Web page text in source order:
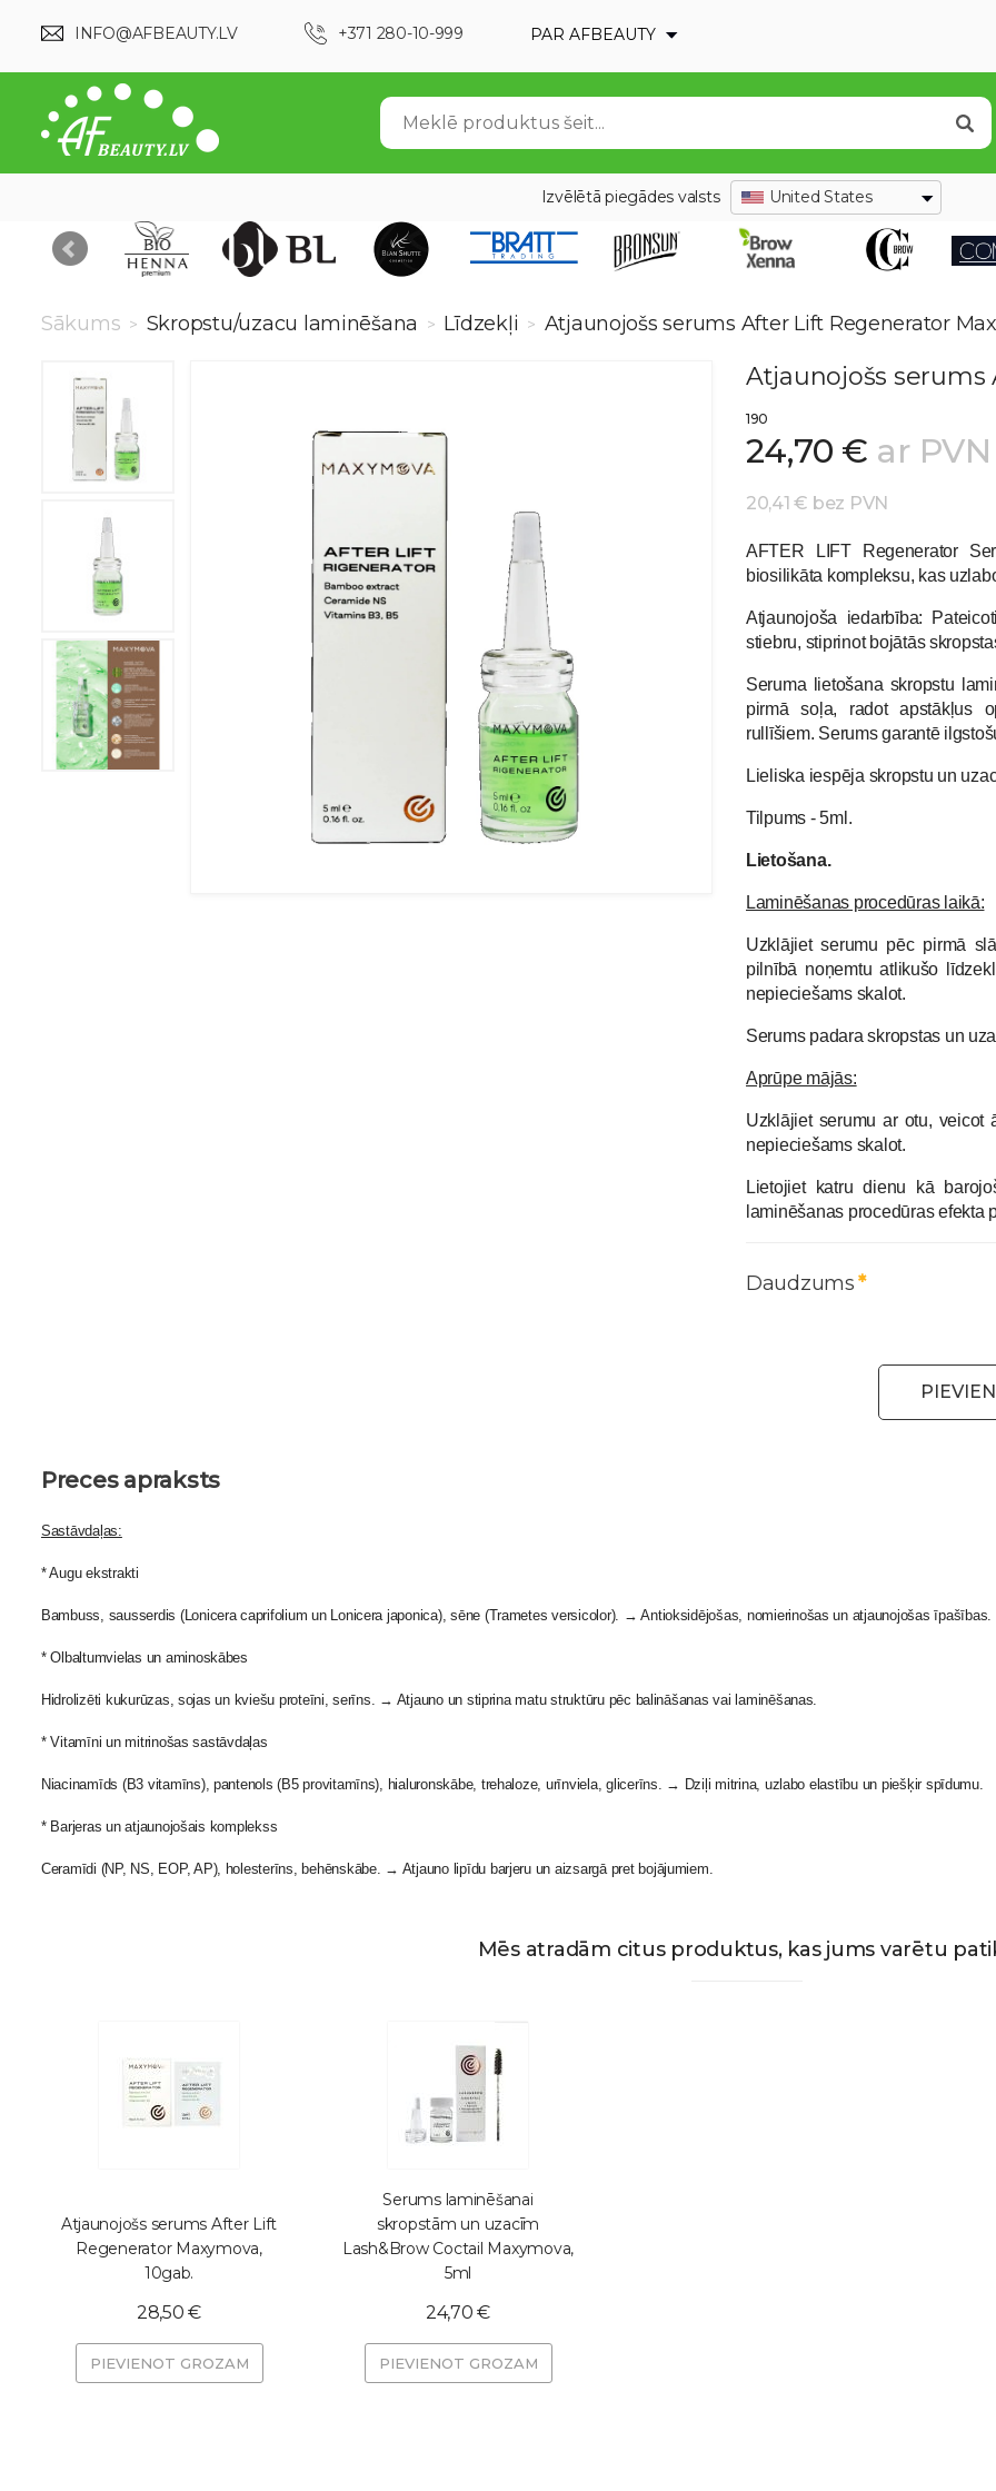
INFO@AFBEAUTY.LV +371 280-10-999 PAR AFBEAUTY
Izvēlētā piegādes valsts United States
Sākums > Skropstu/uzacu laminēšana > Līdzekļi > Atjaunojošs serums After Lift Regenerator
Atjaunojošs serums
190
24,70 € ar PVN
20,41 € bez PVN
AFTER LIFT Regenerator
biosilikāta kompleksu, kas
Atjaunojoša iedarbība:
stiebru, stiprinot bojātās
Seruma lietošana skropstu
pirmā soļa, radot apstākļus
rullīšiem. Serums garantē
Lieliska iespēja skropstu un
Tilpums - 5ml.
Lietošana.
Laminēšanas procedūras laikā:
Uzklājiet serumu pēc pirmā
pilnībā noņemtu atlikušo
nepieciešams skalot.
Serums padara skropstas un
Aprūpe mājās:
Uzklājiet serumu ar otu, veicot
nepieciešams skalot.
Lietojiet katru dienu kā
laminēšanas procedūras efekta
Daudzums
Preces apraksts
Sastāvdaļas:
* Augu ekstrakti
Bambuss, sausserdis (Lonicera caprifolium un Lonicera japonica), sēne (Trametes versicolor). → Antioksidējošas, nomierinošas un atjaunojošas īpašības.
* Olbaltumvielas un aminoskābes
Hidrolizēti kukurūzas, sojas un kviešu proteīni, serīns. → Atjauno un stiprina matu struktūru pēc balināšanas vai laminēšanas.
* Vitamīni un mitrinošas sastāvdaļas
Niacinamīds (B3 vitamīns), pantenols (B5 provitamīns), hialuronskābe, trehaloze, urīnviela, glicerīns. → Dziļi mitrina, uzlabo elastību un piešķir spīdumu.
* Barjeras un atjaunojošais komplekss
Ceramīdi (NP, NS, EOP, AP), holesterīns, behēnskābe. → Atjauno lipīdu barjeru un aizsargā pret bojājumiem.
Mēs atradām citus produktus, kas jums varētu
Atjaunojošs serums After Lift
Regenerator Maxymova,
10gab.
28,50 €
PIEVIENOT GROZAM
Serums laminēšanai
skropstām un uzacīm
Lash&Brow Coctail Maxymova,
5ml
24,70 €
PIEVIENOT GROZAM